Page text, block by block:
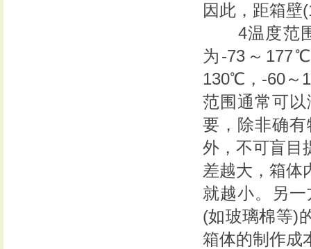
因此，距箱壁
4温度范围
为-73～
130℃，-60～
范围通常可
要，除非确
外，不可盲目
差越大，箱体
就越小。另
(如玻璃棉等)
箱体的制作成